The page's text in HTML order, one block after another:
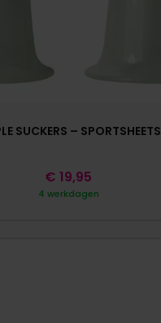
SUCKERS – SPORTSHEETS
4 werkdagen
€ 19,95